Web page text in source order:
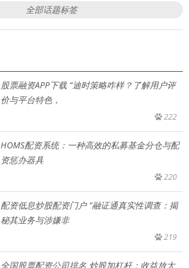
全部话题标签
股票融资APP下载 “迪时策略咋样？了解用户评
价与平台特色，
222
HOMS配资系统：一种高效的私募基金分仓与配
资惩办器具
220
配资低息炒股配资门户 “融证通真实性调查：揭
秘其业务与涉嫌非
219
全国股票配资公司排名 炒股加杠杆：收益放大